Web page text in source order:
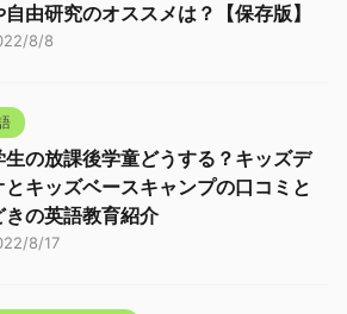
自由研究のオススメは？【保存版】
8/8
生の放課後学童どうする？キッズデ
とキッズベースキャンプの口コミと
きの英語教育紹介
8/17